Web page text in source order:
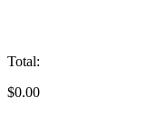
Total:
$0.00